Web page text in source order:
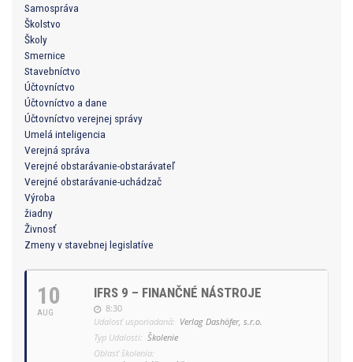
Samospráva
Školstvo
Školy
Smernice
Stavebníctvo
Účtovníctvo
Účtovníctvo a dane
Účtovníctvo verejnej správy
Umelá inteligencia
Verejná správa
Verejné obstarávanie-obstarávateľ
Verejné obstarávanie-uchádzač
Výroba
žiadny
Živnosť
Zmeny v stavebnej legislatíve
10
AUG
IFRS 9 – FINANČNÉ NÁSTROJE
8:30
Udalosť usporiadaná: Verlag Dashöfer, s.r.o.
Typ Udalosti: Školenie
Oblasť školenia: